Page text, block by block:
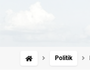
Politik